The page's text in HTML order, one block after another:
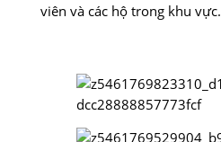
viên và các hộ trong khu vực.